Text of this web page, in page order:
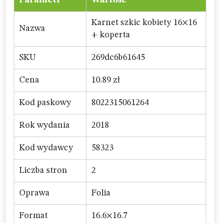
Nazwa
Karnet szkic kobiety 16×16
+ koperta
SKU 269dc6b61645
Cena 10.89 zł
Kod paskowy 8022315061264
Rok wydania 2018
Kod wydawcy 58323
Liczba stron 2
Oprawa Folia
Format 16.6×16.7